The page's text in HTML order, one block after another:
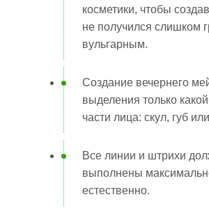
косметики, чтобы
не получился слишком
вульгарным.
Создание вечернего
выделения только
части лица: скул, губ
Все линии и штрихи
выполнены
естественно.